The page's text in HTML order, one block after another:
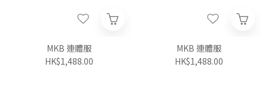
MKB 連體服
HK$1,488.00
MKB 連體服
HK$1,488.00